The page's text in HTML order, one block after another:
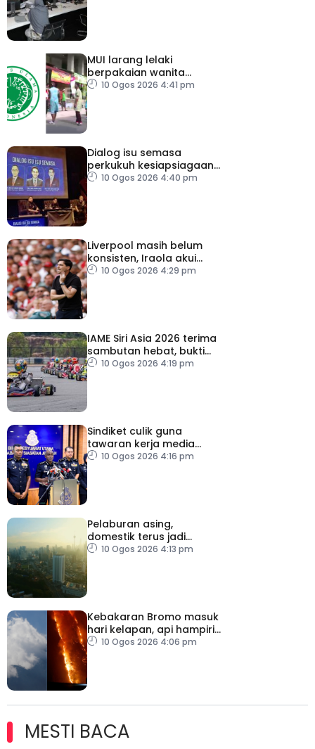
MUI larang lelaki
berpakaian wanita
sempena Hari
10 Ogos 2026 4:41 pm
Dialog isu semasa
perkukuh kesiapsiagaan,
penyelarasan warga RTM
10 Ogos 2026 4:40 pm
Liverpool masih belum
konsisten, Iraola akui
masih banyak perlu
10 Ogos 2026 4:29 pm
IAME Siri Asia 2026 terima
sambutan hebat, bukti
Malaysia bertaraf dunia
10 Ogos 2026 4:19 pm
Sindiket culik guna
tawaran kerja media
sosial tumpas – Polis
10 Ogos 2026 4:16 pm
Pelaburan asing,
domestik terus jadi
pemangkin pertumbuhan
10 Ogos 2026 4:13 pm
Kebakaran Bromo masuk
hari kelapan, api hampiri
penempatan penduduk
10 Ogos 2026 4:06 pm
MESTI BACA